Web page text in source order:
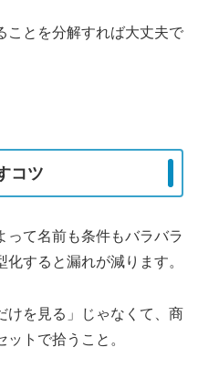
ことを分解すれば大丈夫で
コツ
って名前も条件もバラバラ
すると漏れが減ります。
けを見る」じゃなくて、商
トで拾うこと。